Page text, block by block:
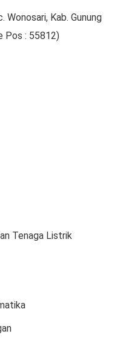
Wonosari, Kab. Gunung
Pos : 55812)
Tenaga Listrik